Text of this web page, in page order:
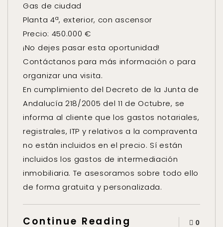
Gas de ciudad
Planta 4ª, exterior, con ascensor
Precio: 450.000 €
¡No dejes pasar esta oportunidad!
Contáctanos para más información o para
organizar una visita.
En cumplimiento del Decreto de la Junta de
Andalucía 218/2005 del 11 de Octubre, se
informa al cliente que los gastos notariales,
registrales, ITP y relativos a la compraventa
no están incluidos en el precio. Sí están
incluidos los gastos de intermediación
inmobiliaria. Te asesoramos sobre todo ello
de forma gratuita y personalizada.
Continue Reading 0